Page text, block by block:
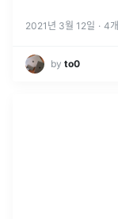
2021년 3월 12일 · 4
by to0